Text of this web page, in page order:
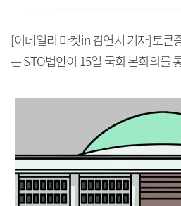
[이데일리 마켓in 김연서 기자]토큰
는 STO법안이 15일 국회 본회의를